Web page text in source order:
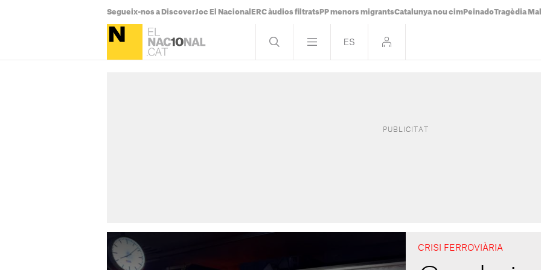
Segueix-nos a DiscoverJoc El Nacional ERC àudios filtrats PP menors migrantsCatalunya nou cim PeinadoTragèdia
CRISI FERROVIÀRIA